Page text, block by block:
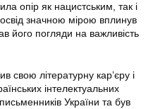
опір як нацистським, так і
значною мірою вплинув
його погляди на важливість
свою літературну кар’єру і
інтелектуальних
України та був